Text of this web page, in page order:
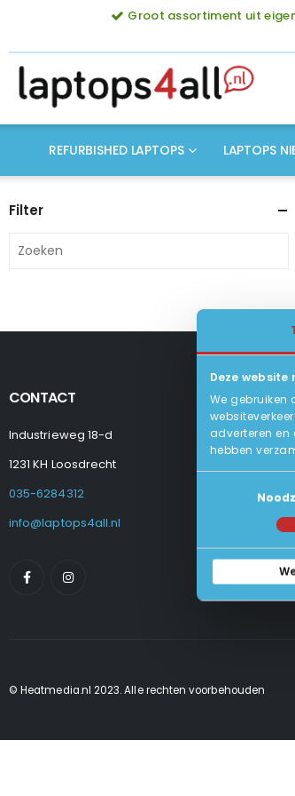
Deze website
We gebruiken
adverteren en
hebben
Groot assortiment uit
REFURBISHED LAPTOPS LAPTOPS
Filter
CONTACT
Industrieweg 18-d
1231 KH Loosdrecht
035-6284312
info@laptops4all.nl
© Heatmedia.nl 2023. Alle rechten voorbehouden